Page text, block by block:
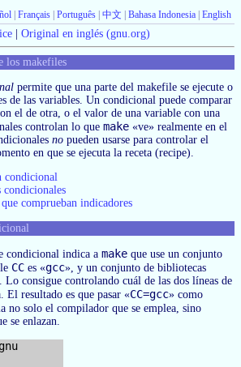
Français Português 中文 Bahasa Indonesia English
Original en inglés (gnu.org)
los makefiles
permite que una parte del makefile se ejecute o
de las variables. Un condicional puede comparar
el de otra, o el valor de una variable con una
controlan lo que make «ve» realmente en el
no pueden usarse para controlar el
en que se ejecuta la receta (recipe).
condicional
condicionales
comprueban indicadores
condicional indica a make que use un conjunto
CC es «gcc», y un conjunto de bibliotecas
consigue controlando cuál de las dos líneas de
El resultado es que pasar «CC=gcc» como
no solo el compilador que se emplea, sino
se enlazan.